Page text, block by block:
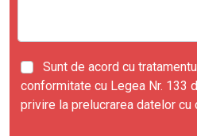
Sunt de acord cu
conformitate cu Legea Nr. 133
privire la prelucrarea datelor cu